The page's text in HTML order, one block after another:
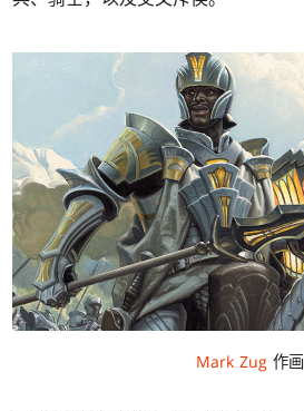
Mark Zug作画